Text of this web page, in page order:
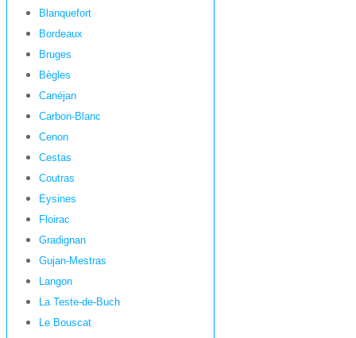
Blanquefort
Bordeaux
Bruges
Bègles
Canéjan
Carbon-Blanc
Cenon
Cestas
Coutras
Eysines
Floirac
Gradignan
Gujan-Mestras
Langon
La Teste-de-Buch
Le Bouscat